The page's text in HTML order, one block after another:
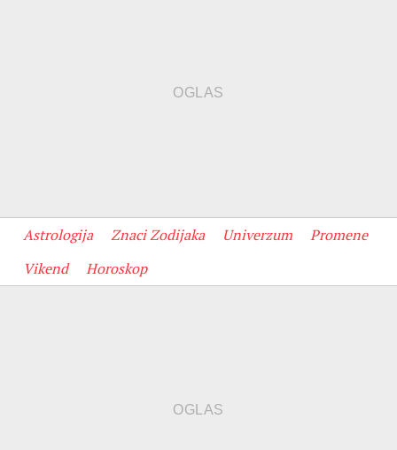
Astrologija Znaci Zodijaka Univerzum
Promene
Vikend
Horoskop